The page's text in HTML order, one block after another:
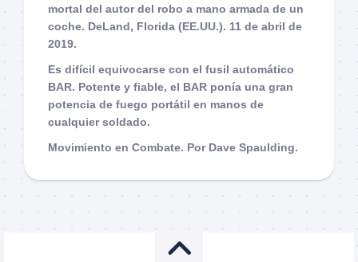
mortal del autor del robo a mano armada de un
coche. DeLand, Florida (EE.UU.). 11 de abril de
2019.
Es difícil equivocarse con el fusil automático
BAR. Potente y fiable, el BAR ponía una gran
potencia de fuego portátil en manos de
cualquier soldado.
Movimiento en Combate. Por Dave Spaulding.